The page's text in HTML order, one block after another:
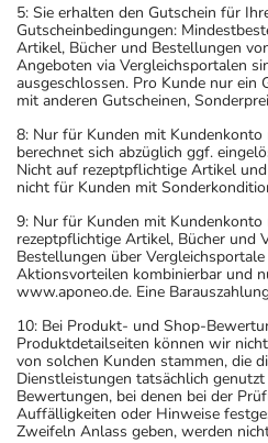
5: Sie erhalten den Gutschein für
Gutscheinbedingungen:
Artikel, Bücher und Bestellungen
Angeboten via Vergleichsportalen
ausgeschlossen. Pro Kunde nur ein
mit anderen Gutscheinen,
8: Nur für Kunden mit
berechnet sich abzüglich ggf.
Nicht auf rezeptpflichtige Artikel
nicht für Kunden mit
9: Nur für Kunden mit Kundenkonto
rezeptpflichtige Artikel, Bücher und
Bestellungen über
Aktionsvorteilen kombinierbar und
www.aponeo.de. Eine
10: Bei Produkt- und Shop-
Produktdetailseiten können wir
von solchen Kunden stammen, die
Dienstleistungen tatsächlich
Bewertungen, bei denen bei der
Auffälligkeiten oder Hinweise
Zweifeln Anlass geben, werden